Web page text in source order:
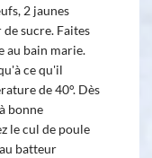
2 jaunes
sucre. Faites
au bain marie.
ce qu'il
de 40°. Dès
bonne
le cul de poule
batteur